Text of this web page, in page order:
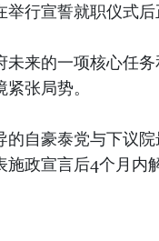
举行宣誓就职仪式
未来的一项核心任
张局势。
的自豪泰党与下议
施政宣言后4个月内